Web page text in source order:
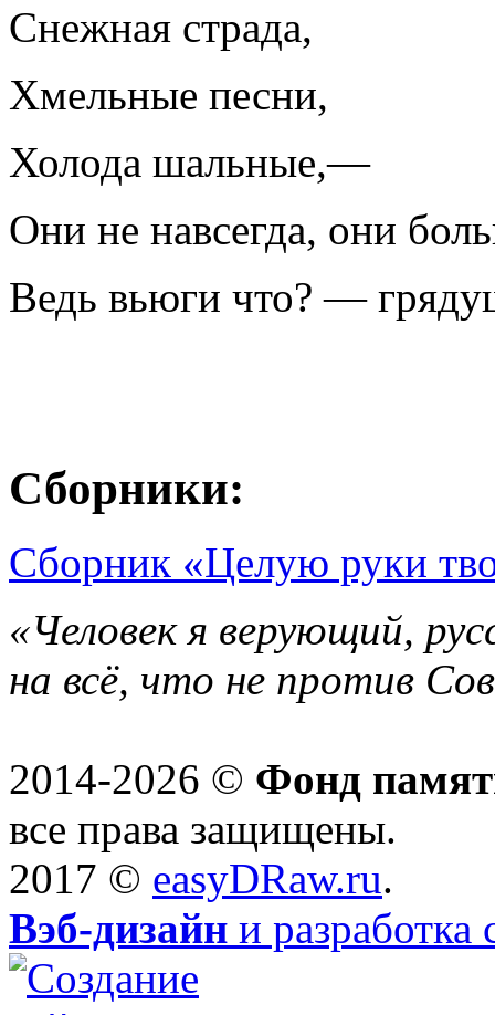
Снежная страда,
Хмельные песни,
Холода шальные,—
Они не навсегда, они
Ведь вьюги что? —
Сборники:
Сборник «Целую руки
«Человек я верующий,
на всё, что не против
2014-2026 © Фонд
все права защищены.
2017 © easyDRaw.ru.
Вэб-дизайн и разработка